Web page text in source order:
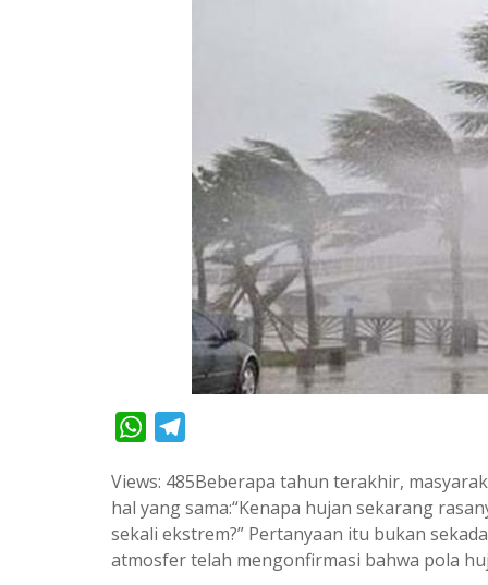
W
a
t
l
e
g
Views: 485Beberapa tahun terakhir,
hal yang sama:“Kenapa hujan sekarang
sekali ekstrem?” Pertanyaan itu bukan
atmosfer telah mengonfirmasi bahwa pola